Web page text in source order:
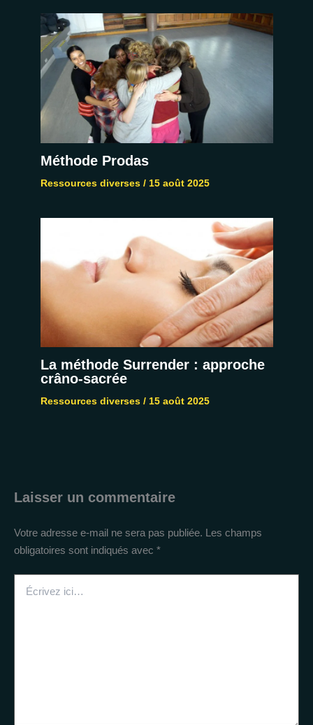
Méthode Prodas
Ressources diverses/ 15 août 2025
La méthode Surrender : approche
crâno-sacrée
Ressources diverses/ 15 août 2025
Laisser un commentaire
Votre adresse e-mail ne sera pas publiée. Les champs
obligatoires sont indiqués avec *
ici…